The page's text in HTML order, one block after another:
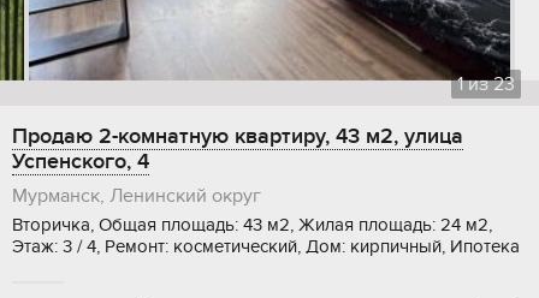
1из23
Продаю 2-комнатную квартиру, 43 м2, улица
Успенского, 4
Мурманск, Ленинский округ
Вторичка, Общая площадь: 43 м2, Жилая площадь: 24 м2,
Этаж: 3 / 4, Ремонт: косметический, Дом: кирпичный, Ипотека